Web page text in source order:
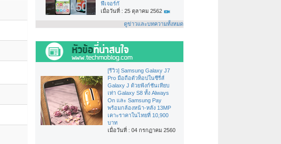
ฟีเจอร์กั
เมื่อวันที่ : 25 ตุลาคม 2562
ดูข่าวและบทความทั้งหมด
[รีวิว] Samsung Galaxy J7
Pro มือถือตัวท็อปในซีรี่ส์
Galaxy J ด้วยฟังก์ชันเทียบ
เท่า Galaxy S8 ทั้ง Always
On และ Samsung Pay
พร้อมกล้องหน้า-หลัง 13MP
เคาะราคาในไทยที่ 10,900
บาท
เมื่อวันที่ : 04 กรกฏาคม 2560